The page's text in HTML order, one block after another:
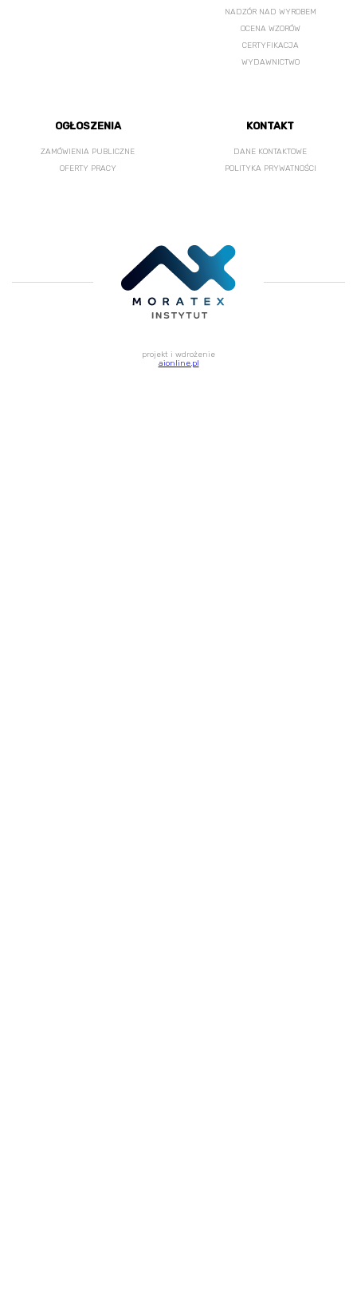
NADZÓR NAD WYROBEM
OCENA WZORÓW
CERTYFIKACJA
WYDAWNICTWO
OGŁOSZENIA
ZAMÓWIENIA PUBLICZNE
OFERTY PRACY
KONTAKT
DANE KONTAKTOWE
POLITYKA PRYWATNOŚCI
projekt i wdrożenie
aionline.pl